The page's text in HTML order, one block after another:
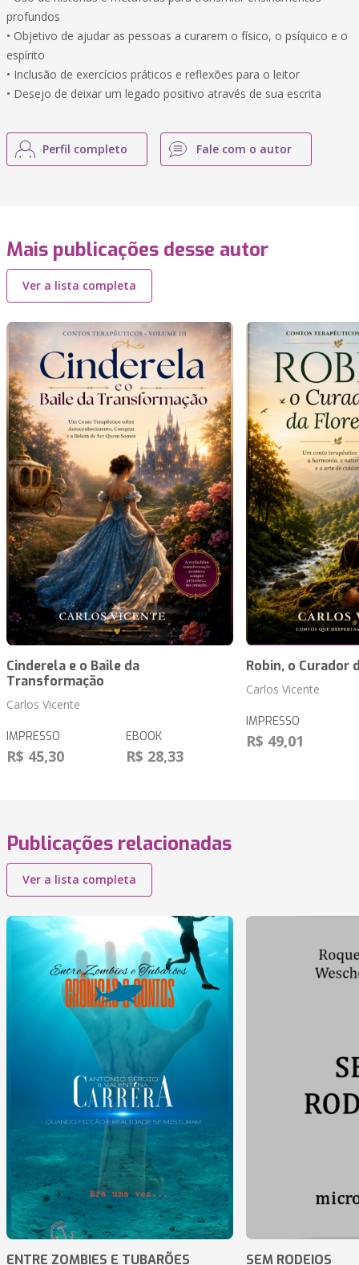
profundos
• Objetivo de ajudar as pessoas a curarem o físico, o psíquico e o
espírito
• Inclusão de exercícios práticos e reflexões para o leitor
• Desejo de deixar um legado positivo através de sua escrita
Perfil completo Fale com o autor
Mais publicações desse autor
Ver a lista completa
Cinderela e o Baile da
Transformação
Carlos Vicente
IMPRESSO
R$ 45,30
EBOOK
R$ 28,33
Robin, o Curador
Carlos Vicente
IMPRESSO
R$ 49,01
Publicações relacionadas
Ver a lista completa
ENTRE ZOMBIES E TUBARÕES SEM RODEIOS